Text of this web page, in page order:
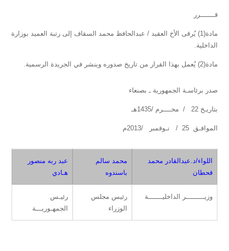
قـــــــرر
مادة(1) يُرقى الأخ العقيد / عبدالحافظ محمد السقاف إلى رتبة العميد بوزارة
الداخلية.
مادة(2) يُعمل بهذا القرار من تاريخ صدوره وينشر في الجريدة الرسمية.
صدر برئاسـة الجمهورية ـ بصنعاء
بتاريـخ 22 / محــــرم /1435هـ
الموافـق 25 / نـوفمبر /2013م
اللواء/د.عبدالقادر محمد
قحطان
محمد سالم
باسندوه
عبد ربه منصور
هـادي
وزيـــــــــر الداخليـــــــة
رئيس مجلس
الوزراء
رئيـس
الجمهـوريـــة